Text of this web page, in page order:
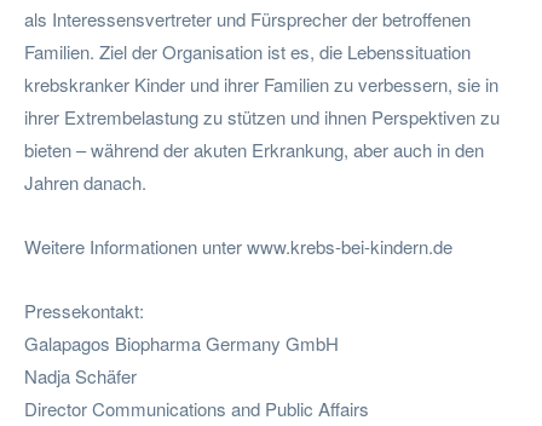
als Interessensvertreter und Fürsprecher der betroffenen
Familien. Ziel der Organisation ist es, die Lebenssituation
krebskranker Kinder und ihrer Familien zu verbessern, sie in
ihrer Extrembelastung zu stützen und ihnen Perspektiven zu
bieten – während der akuten Erkrankung, aber auch in den
Jahren danach.
Weitere Informationen unter www.krebs-bei-kindern.de
Pressekontakt:
Galapagos Biopharma Germany GmbH
Nadja Schäfer
Director Communications and Public Affairs